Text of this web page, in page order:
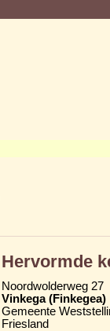
Hervormde
Noordwolderweg 27
Vinkega (Finkegea)
Gemeente
Friesland